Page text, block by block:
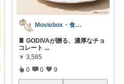
Moviebox・食べることが大好き
🍫 GODIVAが贈る、濃厚なチョ
コレート ...
￥ 3,585
0 0 9